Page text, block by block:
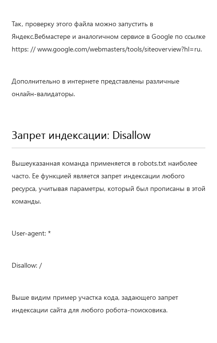
Так, проверку этого файла можно запустить в
Яндекс.Вебмастере и аналогичном сервисе в Google по ссылке
https: // www.google.com/webmasters/tools/siteoverview?hl=ru.
Дополнительно в интернете представлены различные
онлайн-валидаторы.
Запрет индексации: Disallow
Вышеуказанная команда применяется в robots.txt наиболее
часто. Ее функцией является запрет индексации любого
ресурса, учитывая параметры, который был прописаны в этой
команды.
User-agent: *
Disallow: /
Выше видим пример участка кода, задающего запрет
индексации сайта для любого робота-поисковика.